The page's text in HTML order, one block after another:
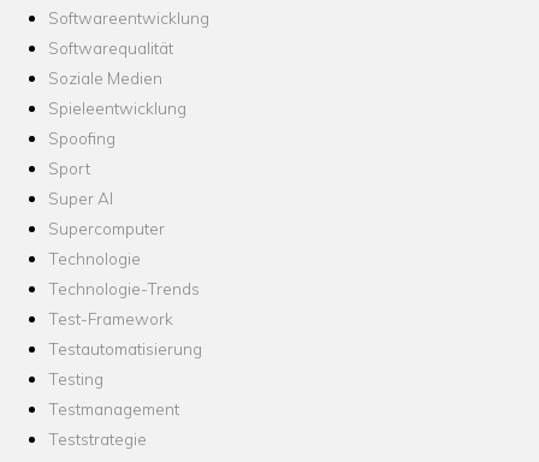
Softwareentwicklung
Softwarequalität
Soziale Medien
Spieleentwicklung
Spoofing
Sport
Super AI
Supercomputer
Technologie
Technologie-Trends
Test-Framework
Testautomatisierung
Testing
Testmanagement
Teststrategie